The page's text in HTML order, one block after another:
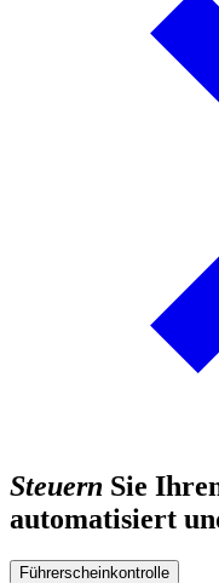
Steuern Sie
automatisiert
Führerscheinkontrolle